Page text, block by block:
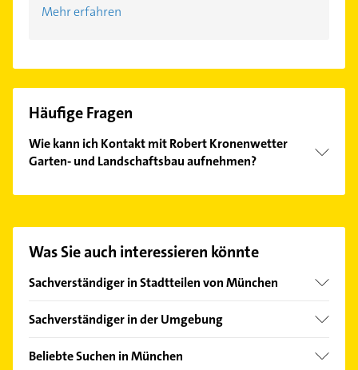
Mehr erfahren
Häufige Fragen
Wie kann ich Kontakt mit Robert Kronenwetter
Garten- und Landschaftsbau aufnehmen?
auswählen. Hier finden Sie alleKontaktdaten
Was Sie auch interessieren könnte
Sachverständiger in Stadtteilen von München
Allach
Am Hart
Sachverständiger in der Umgebung
Neuried Kreis München
Beliebte Suchen in München